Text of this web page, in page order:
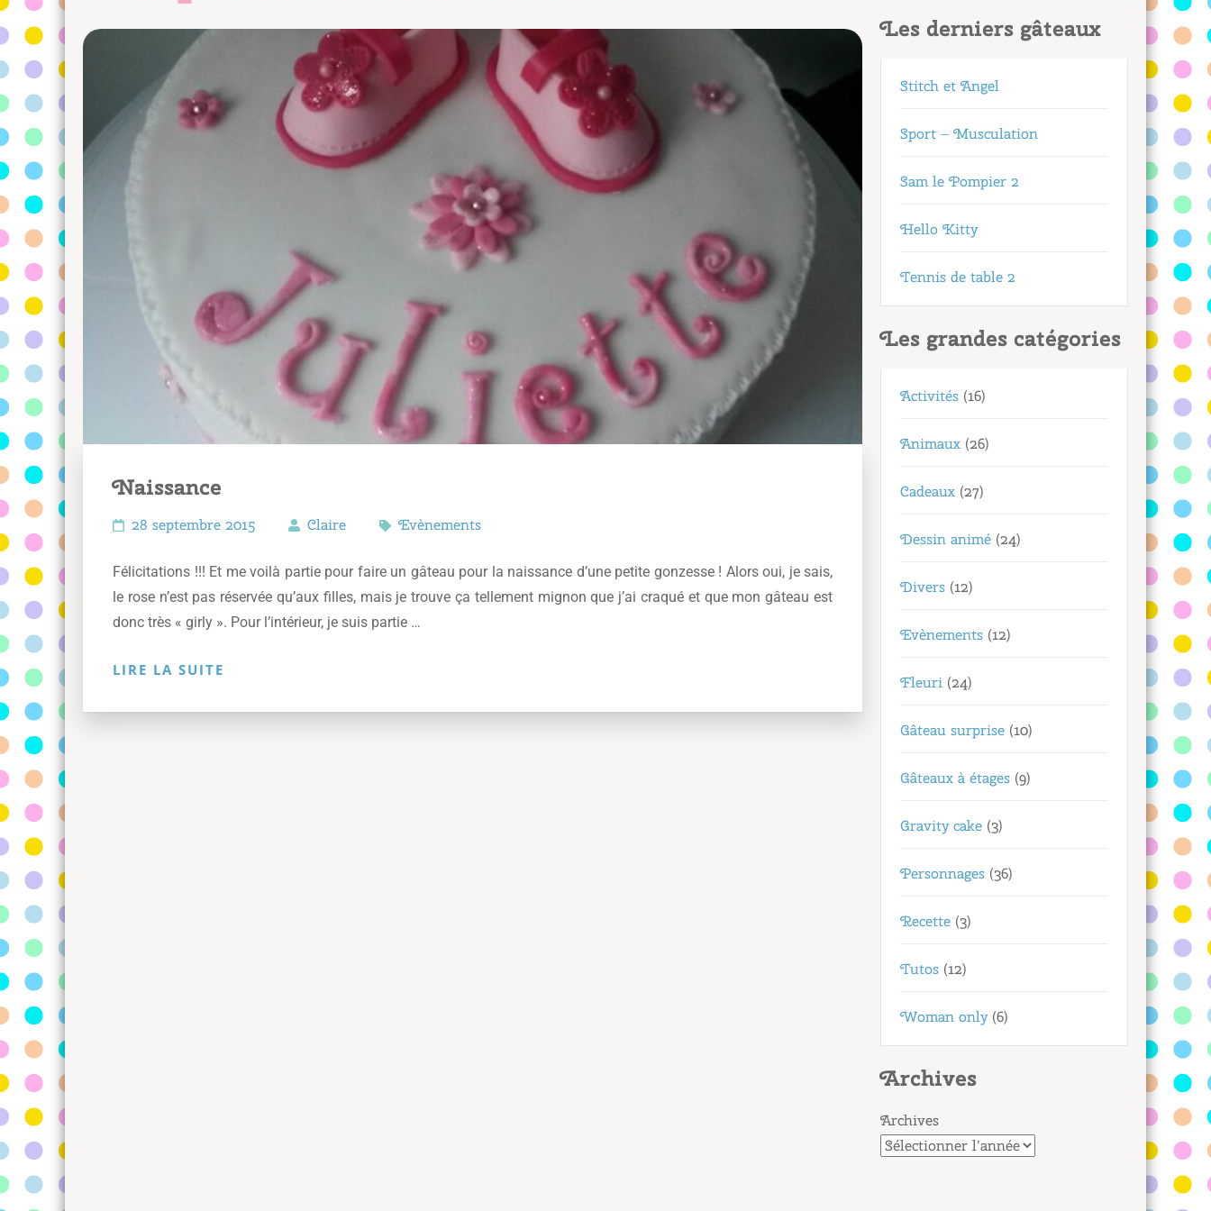
Naissance
28 septembre 2015 Claire Evènements
Félicitations !!! Et me voilà partie pour faire un gâteau pour la naissance d’une petite gonzesse ! Alors oui, je sais,
le rose n’est pas réservée qu’aux filles, mais je trouve ça tellement mignon que j’ai craqué et que mon gâteau est
donc très « girly ». Pour l’intérieur, je suis partie …
LIRE LA SUITE
Les derniers gâteaux
Stitch et Angel
Sport – Musculation
Sam le Pompier 2
Hello Kitty
Tennis de table 2
Les grandes catégories
Activités (16)
Animaux (26)
Cadeaux (27)
Dessin animé (24)
Divers (12)
Evènements (12)
Fleuri (24)
Gâteau surprise (10)
Gâteaux à étages (9)
Gravity cake (3)
Personnages (36)
Recette (3)
Tutos (12)
Woman only(6)
Archives
Archives